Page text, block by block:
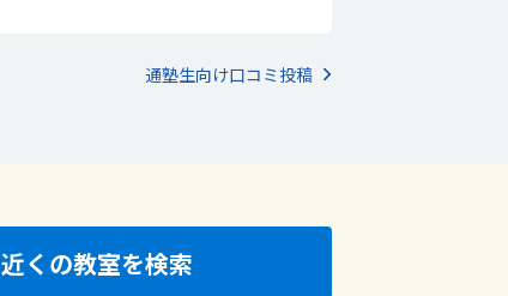
通塾生向け口コミ投稿
近くの教室を検索